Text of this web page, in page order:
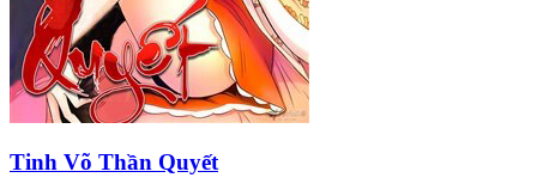
Tinh Võ Thần Quyết